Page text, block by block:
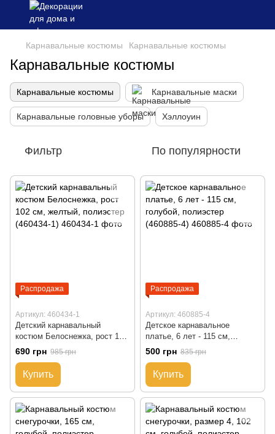
Карнавальные костюмы Карнавальные костюмы
Карнавальные костюмы
Карнавальные костюмы Карнавальные маски
Карнавальные головные уборы Хэллоуин
Фильтр По популярности
Распродажа
Артикул: 460434-1
Детский карнавальный
костюм Белоснежка, рост 102
см, желтый, полиэстер
(460434-1)
690 грн 985 грн
Купить
Распродажа
Артикул: 460885-4
Детское карнавальное
платье, 6 лет - 115 см,
голубой, полиэстер (460885-4)
500 грн 835 грн
Купить